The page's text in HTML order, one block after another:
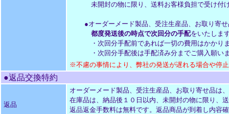
未開封の物に限り、送料お客様負担で受け付
●オーダーメード製品、受注生産品、お取り寄
都度発送後の時点で次回分の手配をいたしま
・次回分手配前であれば一切の費用はかかり
・次回分手配後は手配済み分までご購入願い
※不慮の事情により、弊社の発送が遅れる場合や停
●返品交換特約
返品
オーダーメード製品、受注生産品、お取り寄せ品は
在庫品は、納品後１０日以内、未開封の物に限り、
返品返金手数料は無料です。返品商品が到着し内容